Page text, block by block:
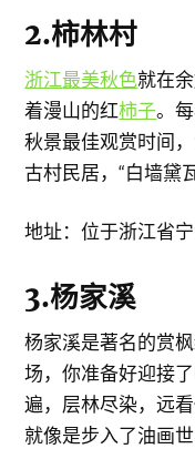
2.柿林村
浙江最美秋色就在
着漫山的红柿子。
秋景最佳观赏时间
古村民居，“白墙黛
地址：位于浙江省
​3.杨家溪
杨家溪是著名的赏
场，你准备好迎接
遍，层林尽染，远
就像是步入了油画